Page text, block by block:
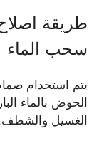
طريقة
سحب الماء
يتم استخدام
الحوض بالماء
الغسيل